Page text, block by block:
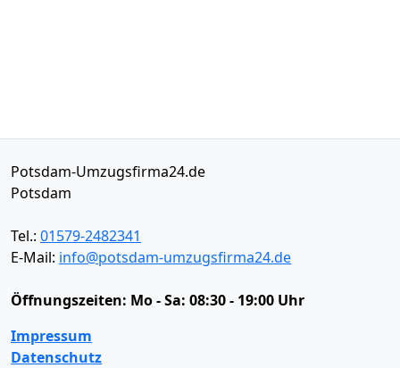
Potsdam-Umzugsfirma24.de
Potsdam
Tel.: 01579-2482341
E-Mail: info@potsdam-umzugsfirma24.de
Öffnungszeiten: Mo - Sa: 08:30 - 19:00 Uhr
Impressum
Datenschutz